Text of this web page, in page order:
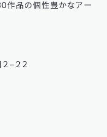
作品の個性豊かなアー
−２２